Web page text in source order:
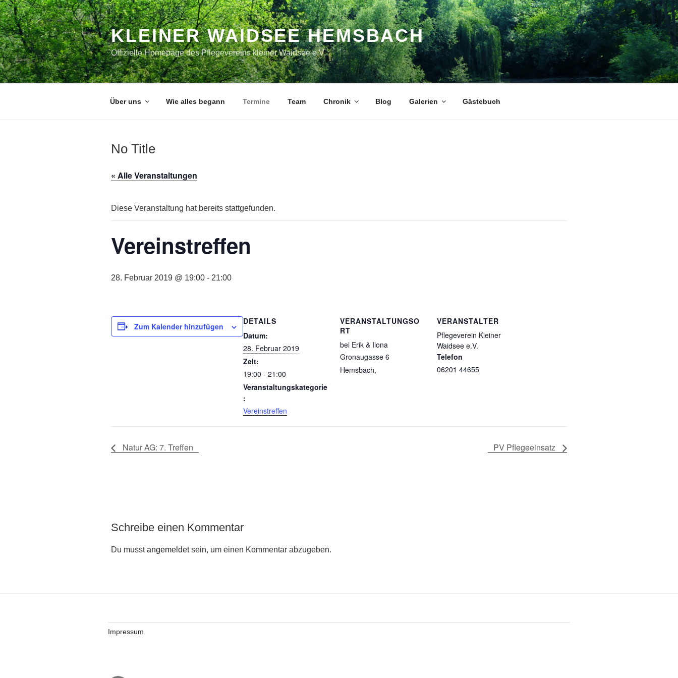
Zum
Inhalt
springen
KLEINER WAIDSEE HEMSBACH
Offizielle Homepage des Pflegevereins kleiner Waidsee e.V.
Über uns Wie alles begann Termine Team Chronik Blog Galerien Gästebuch
No Title
« Alle Veranstaltungen
Diese Veranstaltung hat bereits stattgefunden.
Vereinstreffen
28. Februar 2019 @ 19:00 - 21:00
Zum Kalender hinzufügen
DETAILS
Datum:
28. Februar 2019
Zeit:
19:00 - 21:00
Veranstaltungskategorie
:
Vereinstreffen
VERANSTALTUNGSO
RT
bei Erik & Ilona
Gronaugasse 6
Hemsbach,
VERANSTALTER
Pflegeverein Kleiner
Waidsee e.V.
Telefon
06201 44655
Natur AG: 7. Treffen PV Pflegeeinsatz
Schreibe einen Kommentar
Du musstangemeldetsein, um einen Kommentar abzugeben.
Impressum